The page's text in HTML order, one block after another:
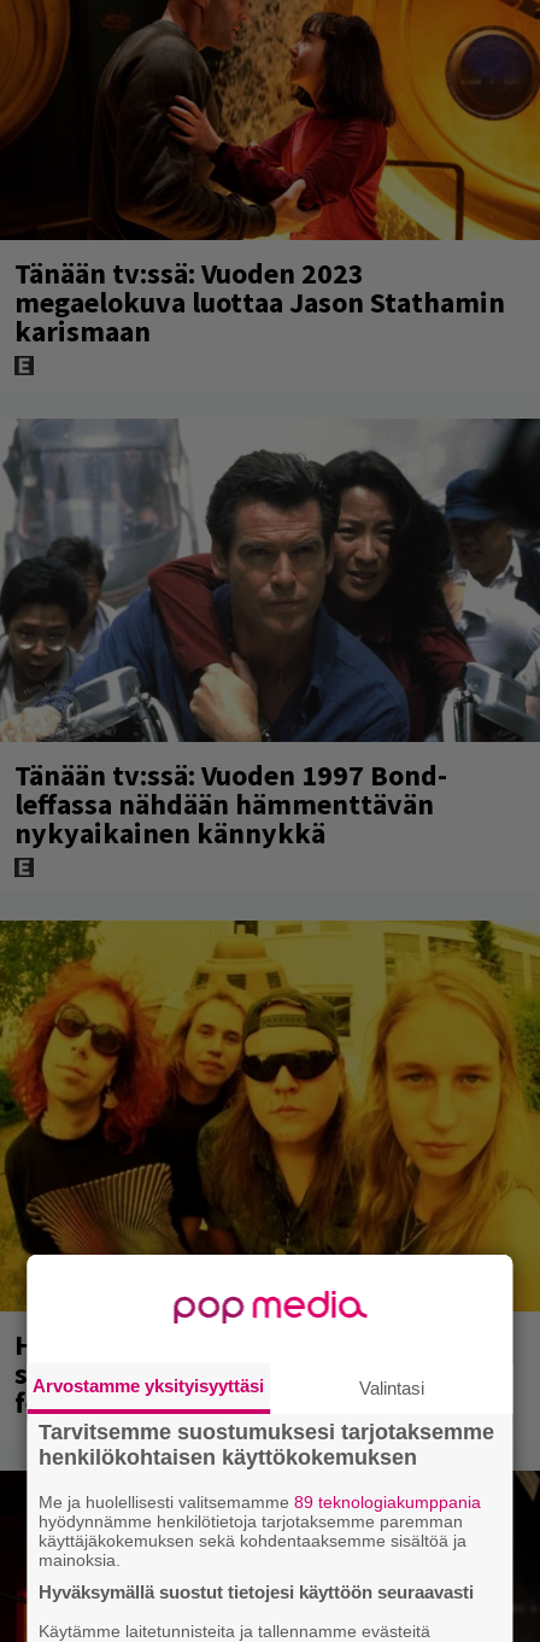
Tänään tv:ssä: Vuoden 2023
megaelokuva luottaa Jason Stathamin
karismaan
Tänään tv:ssä: Vuoden 1997 Bond-
leffassa nähdään hämmenttävän
nykyaikainen kännykkä
Hellsinki Metal Festival oli menestys –
syksyllä luvassa risteily, ensi vuoden
festarien ajankohta selvillä
Arvostamme yksityisyyttäsi Valintasi
Tarvitsemme suostumuksesi tarjotaksemme
henkilökohtaisen käyttökokemuksen
Me ja huolellisesti valitsemamme89 teknologiakumppania
hyödynnämme henkilötietoja tarjotaksemme paremman
käyttäjäkokemuksen sekä kohdentaaksemme sisältöä ja
mainoksia.
Hyväksymällä suostut tietojesi käyttöön seuraavasti
Käytämme laitetunnisteita ja tallennamme evästeitä